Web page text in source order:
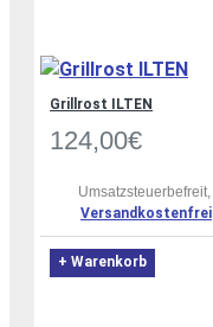
Grillrost ILTEN
124,00€
Umsatzsteuerbefreit,
Versandkostenfrei
+ Warenkorb